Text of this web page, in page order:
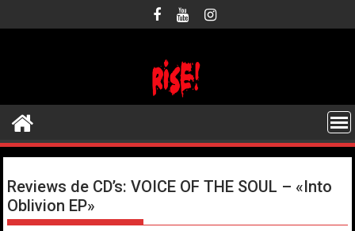
al
Reviews de CD’s: VOICE OF THE SOUL – «Into
Oblivion EP»